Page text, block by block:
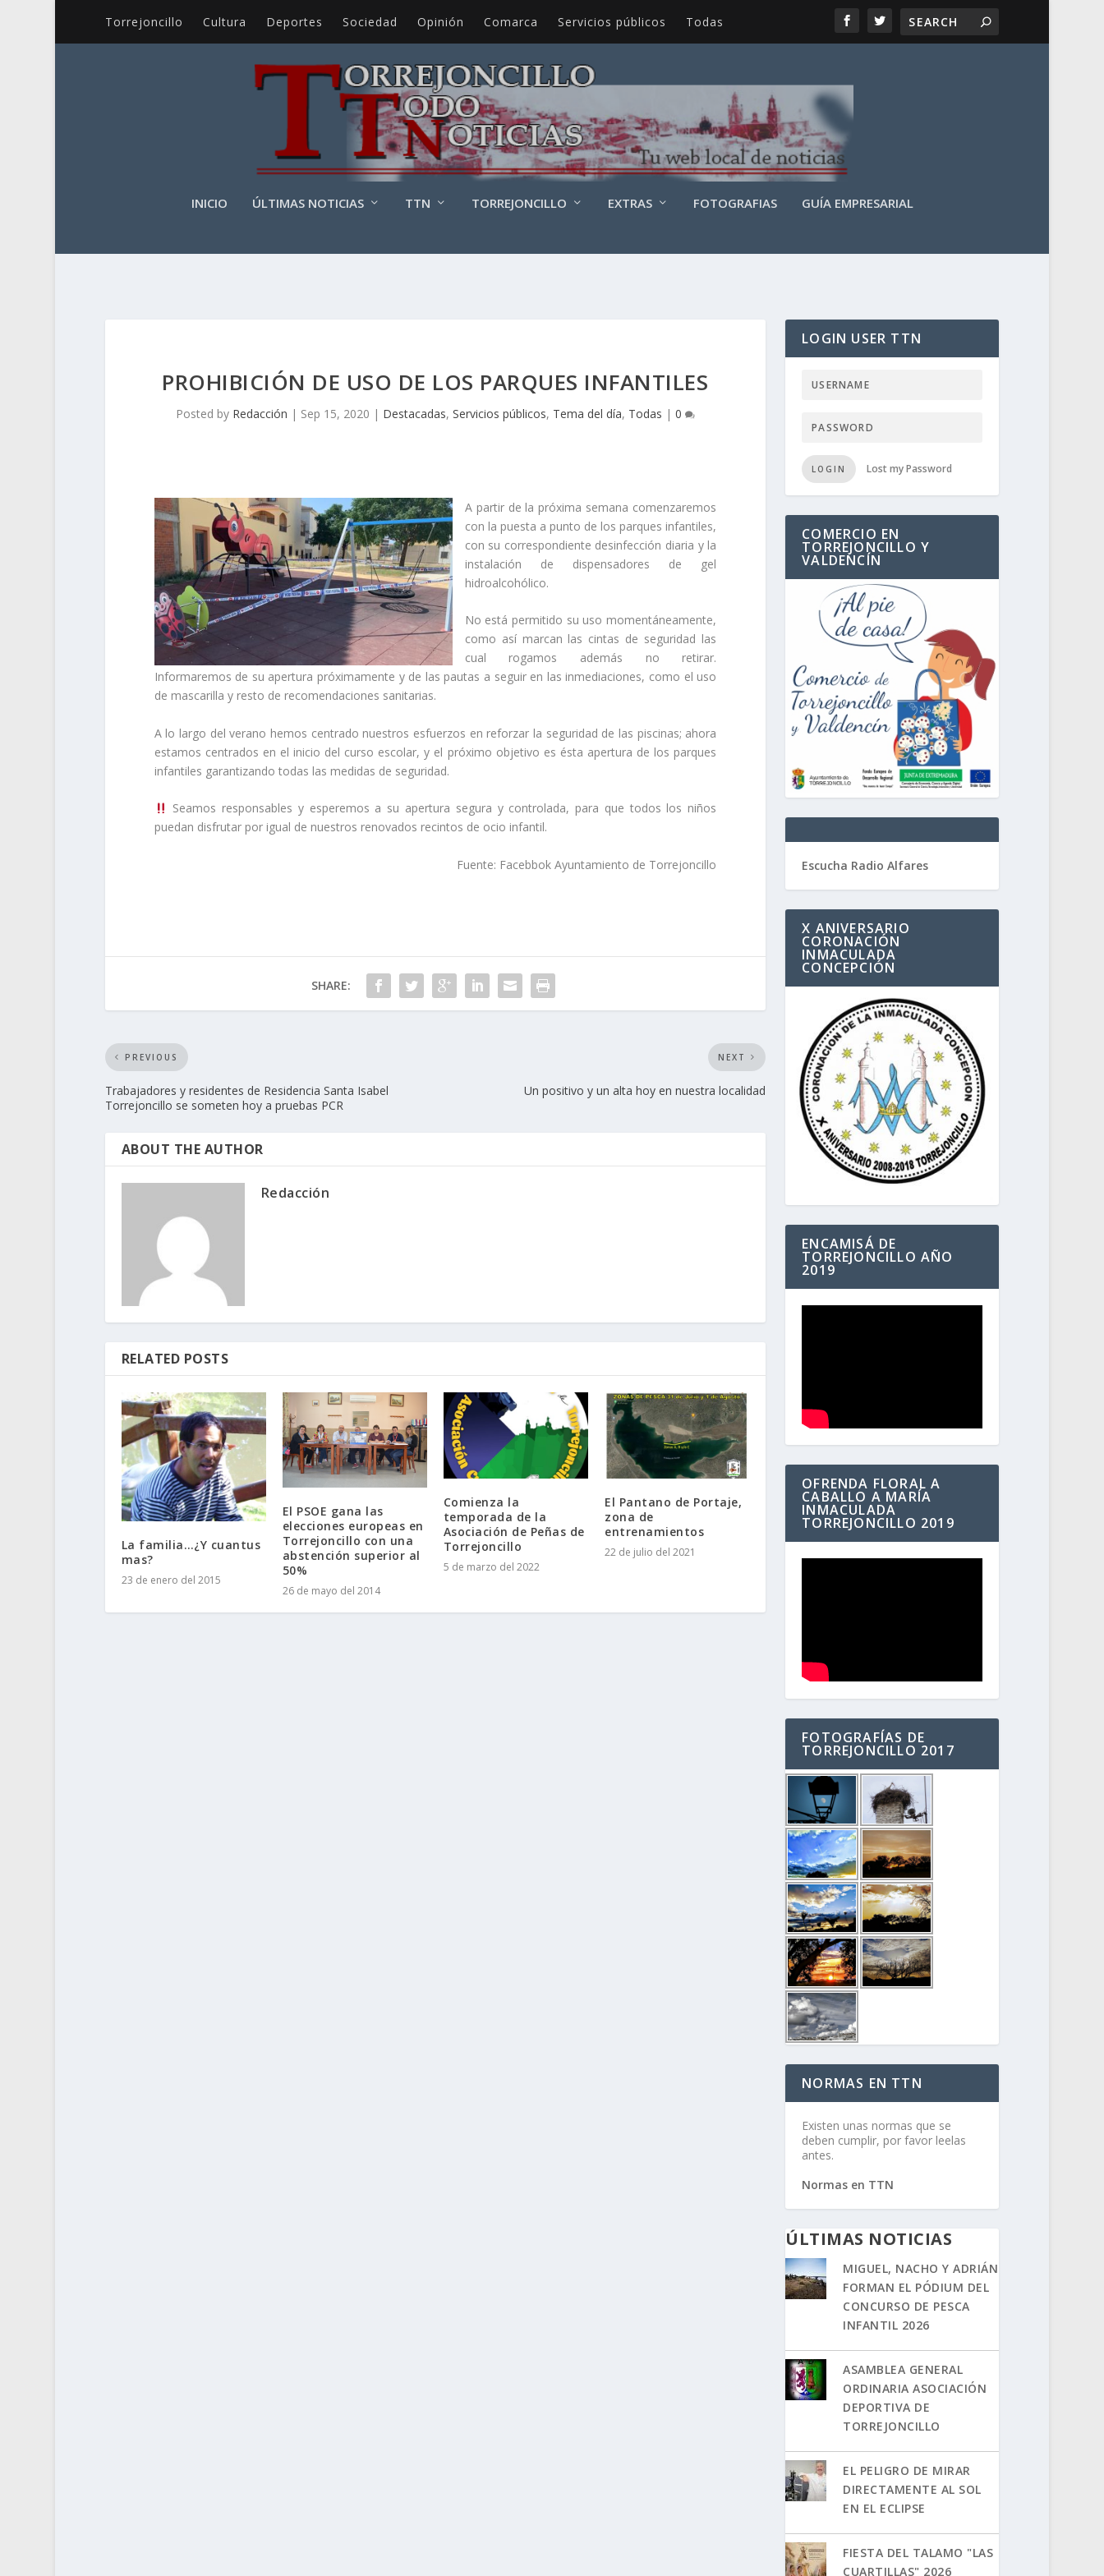
Torrejoncillo Cultura Deportes Sociedad Opinión Comarca Servicios públicos Todas
INICIO ÚLTIMAS NOTICIAS TTN TORREJONCILLO EXTRAS FOTOGRAFIAS GUÍA EMPRESARIAL
PROHIBICIÓN DE USO DE LOS PARQUES INFANTILES
Posted by Redacción | Sep 15, 2020 | Destacadas, Servicios públicos, Tema del día, Todas | 0
A partir de la próxima semana comenzaremos
con la puesta a punto de los parques infantiles,
con su correspondiente desinfección diaria y la
instalación de dispensadores de gel
hidroalcohólico.
No está permitido su uso momentáneamente,
como así marcan las cintas de seguridad las
cual rogamos además no retirar.
Informaremos de su apertura próximamente y de las pautas a seguir en las inmediaciones, como el uso
de mascarilla y resto de recomendaciones sanitarias.
A lo largo del verano hemos centrado nuestros esfuerzos en reforzar la seguridad de las piscinas; ahora
estamos centrados en el inicio del curso escolar, y el próximo objetivo es ésta apertura de los parques
infantiles garantizando todas las medidas de seguridad.
Seamos responsables y esperemos a su apertura segura y controlada, para que todos los niños
puedan disfrutar por igual de nuestros renovados recintos de ocio infantil.
Fuente: Facebbok Ayuntamiento de Torrejoncillo
SHARE:
PREVIOUS
Trabajadores y residentes de Residencia Santa Isabel
Torrejoncillo se someten hoy a pruebas PCR
NEXT
Un positivo y un alta hoy en nuestra localidad
ABOUT THE AUTHOR
Redacción
RELATED POSTS
La familia…¿Y cuantus
mas?
23 de enero del 2015
El PSOE gana las
elecciones europeas en
Torrejoncillo con una
abstención superior al
50%
26 de mayo del 2014
Comienza la
temporada de la
Asociación de Peñas de
Torrejoncillo
5 de marzo del 2022
El Pantano de Portaje,
zona de
entrenamientos
22 de julio del 2021
LOGIN USER TTN
LOGIN Lost my Password
COMERCIO EN
TORREJONCILLO Y
VALDENCÍN
Escucha Radio Alfares
X ANIVERSARIO
CORONACIÓN
INMACULADA
CONCEPCIÓN
ENCAMISÁ DE
TORREJONCILLO AÑO
2019
OFRENDA FLORAL A
CABALLO A MARÍA
INMACULADA
TORREJONCILLO 2019
FOTOGRAFÍAS DE
TORREJONCILLO 2017
NORMAS EN TTN
Existen unas normas que se
deben cumplir, por favor leelas
antes.
Normas en TTN
ÚLTIMAS NOTICIAS
MIGUEL, NACHO Y ADRIÁN
FORMAN EL PÓDIUM DEL
CONCURSO DE PESCA
INFANTIL 2026
ASAMBLEA GENERAL
ORDINARIA ASOCIACIÓN
DEPORTIVA DE
TORREJONCILLO
EL PELIGRO DE MIRAR
DIRECTAMENTE AL SOL
EN EL ECLIPSE
FIESTA DEL TALAMO "LAS
CUARTILLAS" 2026